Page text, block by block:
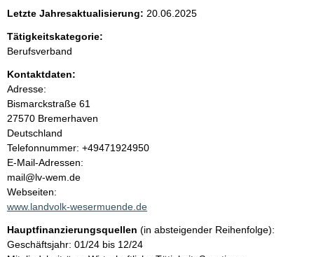
n
i
n
h
a
l
t
Letzte Jahresaktualisierung: 20.06.2025
Tätigkeitskategorie:
Berufsverband
Kontaktdaten:
Adresse:
Bismarckstraße 61
27570 Bremerhaven
Deutschland
K
o
n
t
a
t
i
Telefonnummer: +49471924950
E-Mail-Adressen:
mail@lv-wem.de
Webseiten:
www.landvolk-wesermuende.de
Hauptfinanzierungsquellen (in absteigender Reihenfolge):
Geschäftsjahr: 01/24 bis 12/24